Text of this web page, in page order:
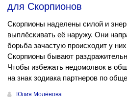
для Скорпионов
Скорпионы наделены силой и
выплёскивать её наружу. Они
борьба зачастую происходит у
Скорпионы бывают
Чтобы избежать недомолвок в
на знак зодиака партнеров по
Юлия Молёнова